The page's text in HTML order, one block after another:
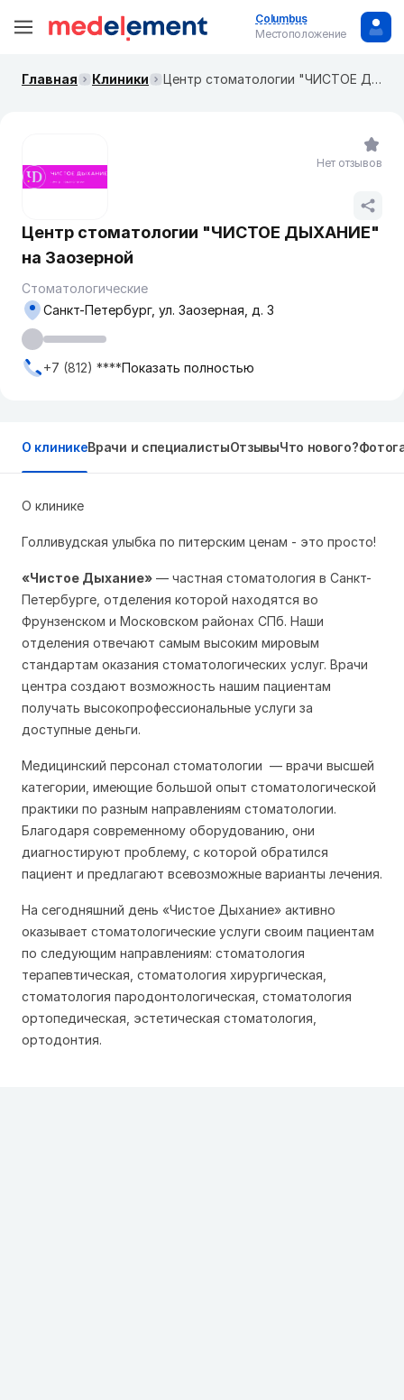
Columbus
Местоположение
Главная Клиники Центр стоматологии "ЧИСТОЕ ДЫХАНИЕ" на Заозерной
Центр стоматологии "ЧИСТОЕ ДЫХАНИЕ"
на Заозерной
Стоматологические
Санкт-Петербург, ул. Заозерная, д. 3
+7 (812) ****Показать полностью
Нет отзывов
О клиникеВрачи и специалистыОтзывыЧто нового?
О клинике
Голливудская улыбка по питерским ценам - это просто!
«Чистое Дыхание» — частная стоматология в Санкт-
Петербурге, отделения которой находятся во
Фрунзенском и Московском районах СПб. Наши
отделения отвечают самым высоким мировым
стандартам оказания стоматологических услуг. Врачи
центра создают возможность нашим пациентам
получать высокопрофессиональные услуги за
доступные деньги.
Медицинский персонал стоматологии — врачи высшей
категории, имеющие большой опыт стоматологической
практики по разным направлениям стоматологии.
Благодаря современному оборудованию, они
диагностируют проблему, с которой обратился
пациент и предлагают всевозможные варианты лечения.
На сегодняшний день «Чистое Дыхание» активно
оказывает стоматологические услуги своим пациентам
по следующим направлениям: стоматология
терапевтическая, стоматология хирургическая,
стоматология пародонтологическая, стоматология
ортопедическая, эстетическая стоматология,
ортодонтия.